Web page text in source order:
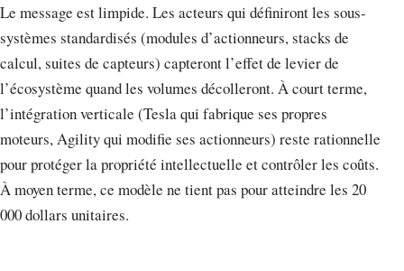
Le message est limpide. Les acteurs qui définiront les sous-
systèmes standardisés (modules d’actionneurs, stacks de
calcul, suites de capteurs) capteront l’effet de levier de
l’écosystème quand les volumes décolleront. À court terme,
l’intégration verticale (Tesla qui fabrique ses propres
moteurs, Agility qui modifie ses actionneurs) reste rationnelle
pour protéger la propriété intellectuelle et contrôler les coûts.
À moyen terme, ce modèle ne tient pas pour atteindre les 20
000 dollars unitaires.